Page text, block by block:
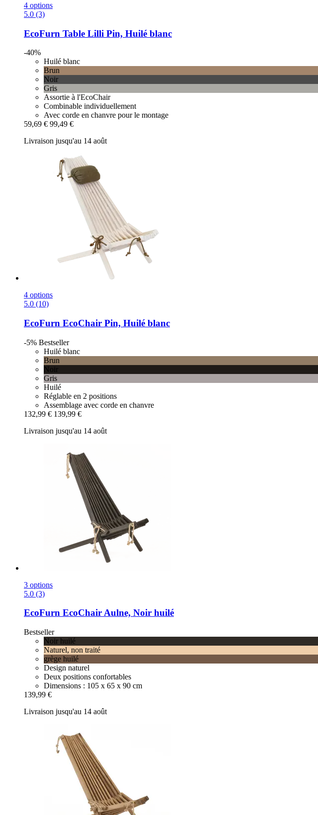
4 options
5.0 (3)
EcoFurn Table Lilli Pin, Huilé blanc
-40%
Huilé blanc
Brun
Noir
Gris
Assortie à l'EcoChair
Combinable individuellement
Avec corde en chanvre pour le montage
59,69 € 99,49 €
Livraison jusqu'au 14 août
4 options
5.0 (10)
EcoFurn EcoChair Pin, Huilé blanc
-5% Bestseller
Huilé blanc
Brun
Noir
Gris
Huilé
Réglable en 2 positions
Assemblage avec corde en chanvre
132,99 € 139,99 €
Livraison jusqu'au 14 août
3 options
5.0 (3)
EcoFurn EcoChair Aulne, Noir huilé
Bestseller
Noir huilé
Naturel, non traité
grège huilé
Design naturel
Deux positions confortables
Dimensions : 105 x 65 x 90 cm
139,99 €
Livraison jusqu'au 14 août